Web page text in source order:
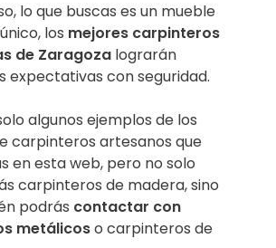
lo que buscas es un mueble
los mejores carpinteros
de Zaragoza lograrán
expectativas con seguridad.
algunos ejemplos de los
carpinteros artesanos que
en esta web, pero no solo
carpinteros de madera, sino
podrás contactar con
metálicoso carpinteros de